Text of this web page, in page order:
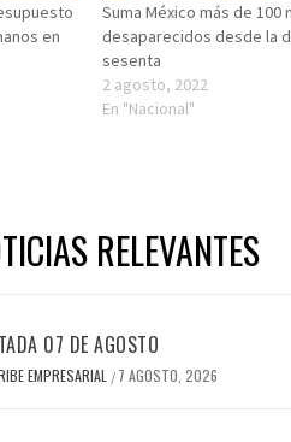
en
Suma México más de 100
desaparecidos desde la
sesenta
2 agosto, 2022
En "Nacional"
RELEVANTES
07 DE AGOSTO
EMPRESARIAL / 7 AGOSTO, 2026